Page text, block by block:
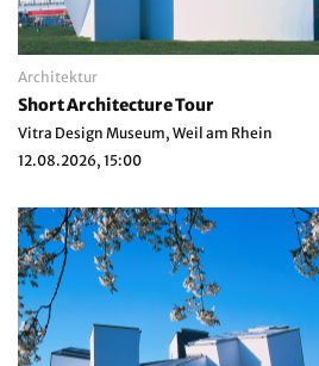
Architektur
Short Architecture Tour
Vitra Design Museum, Weil am Rhein
12.08.2026, 15:00